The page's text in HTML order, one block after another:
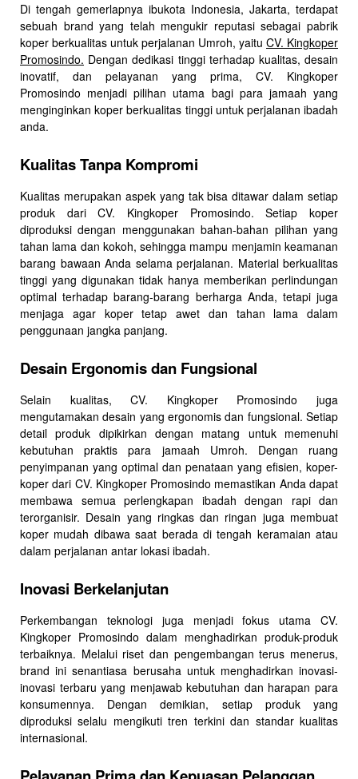
Di tengah gemerlapnya ibukota Indonesia, Jakarta, terdapat
sebuah brand yang telah mengukir reputasi sebagai pabrik
koper berkualitas untuk perjalanan Umroh, yaitu CV. Kingkoper
Promosindo. Dengan dedikasi tinggi terhadap kualitas, desain
inovatif, dan pelayanan yang prima, CV. Kingkoper
Promosindo menjadi pilihan utama bagi para jamaah yang
menginginkan koper berkualitas tinggi untuk perjalanan ibadah
anda.
Kualitas Tanpa Kompromi
Kualitas merupakan aspek yang tak bisa ditawar dalam setiap
produk dari CV. Kingkoper Promosindo. Setiap koper
diproduksi dengan menggunakan bahan-bahan pilihan yang
tahan lama dan kokoh, sehingga mampu menjamin keamanan
barang bawaan Anda selama perjalanan. Material berkualitas
tinggi yang digunakan tidak hanya memberikan perlindungan
optimal terhadap barang-barang berharga Anda, tetapi juga
menjaga agar koper tetap awet dan tahan lama dalam
penggunaan jangka panjang.
Desain Ergonomis dan Fungsional
Selain kualitas, CV. Kingkoper Promosindo juga
mengutamakan desain yang ergonomis dan fungsional. Setiap
detail produk dipikirkan dengan matang untuk memenuhi
kebutuhan praktis para jamaah Umroh. Dengan ruang
penyimpanan yang optimal dan penataan yang efisien, koper-
koper dari CV. Kingkoper Promosindo memastikan Anda dapat
membawa semua perlengkapan ibadah dengan rapi dan
terorganisir. Desain yang ringkas dan ringan juga membuat
koper mudah dibawa saat berada di tengah keramaian atau
dalam perjalanan antar lokasi ibadah.
Inovasi Berkelanjutan
Perkembangan teknologi juga menjadi fokus utama CV.
Kingkoper Promosindo dalam menghadirkan produk-produk
terbaiknya. Melalui riset dan pengembangan terus menerus,
brand ini senantiasa berusaha untuk menghadirkan inovasi-
inovasi terbaru yang menjawab kebutuhan dan harapan para
konsumennya. Dengan demikian, setiap produk yang
diproduksi selalu mengikuti tren terkini dan standar kualitas
internasional.